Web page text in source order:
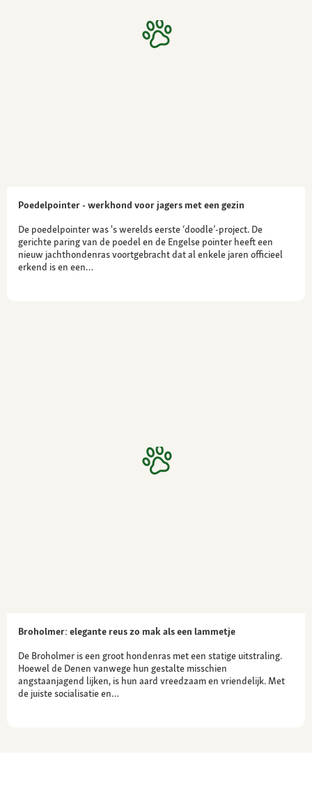
Poedelpointer - werkhond voor jagers met een gezin
De poedelpointer was 's werelds eerste ‘doodle’-project. De
gerichte paring van de poedel en de Engelse pointer heeft een
nieuw jachthondenras voortgebracht dat al enkele jaren officieel
erkend is en een…
Broholmer: elegante reus zo mak als een lammetje
De Broholmer is een groot hondenras met een statige uitstraling.
Hoewel de Denen vanwege hun gestalte misschien
angstaanjagend lijken, is hun aard vreedzaam en vriendelijk. Met
de juiste socialisatie en…